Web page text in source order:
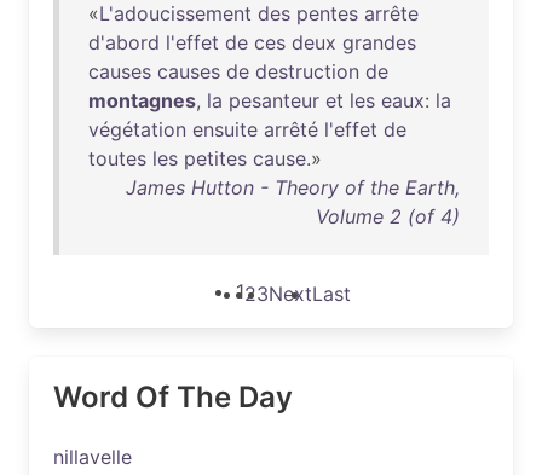
«L'adoucissement des pentes arrête
d'abord l'effet de ces deux grandes
causes causes de destruction de
montagnes, la pesanteur et les eaux: la
végétation ensuite arrêté l'effet de
toutes les petites cause.»
James Hutton - Theory of the Earth,
Volume 2 (of 4)
123NextLast
Word Of The Day
nillavelle